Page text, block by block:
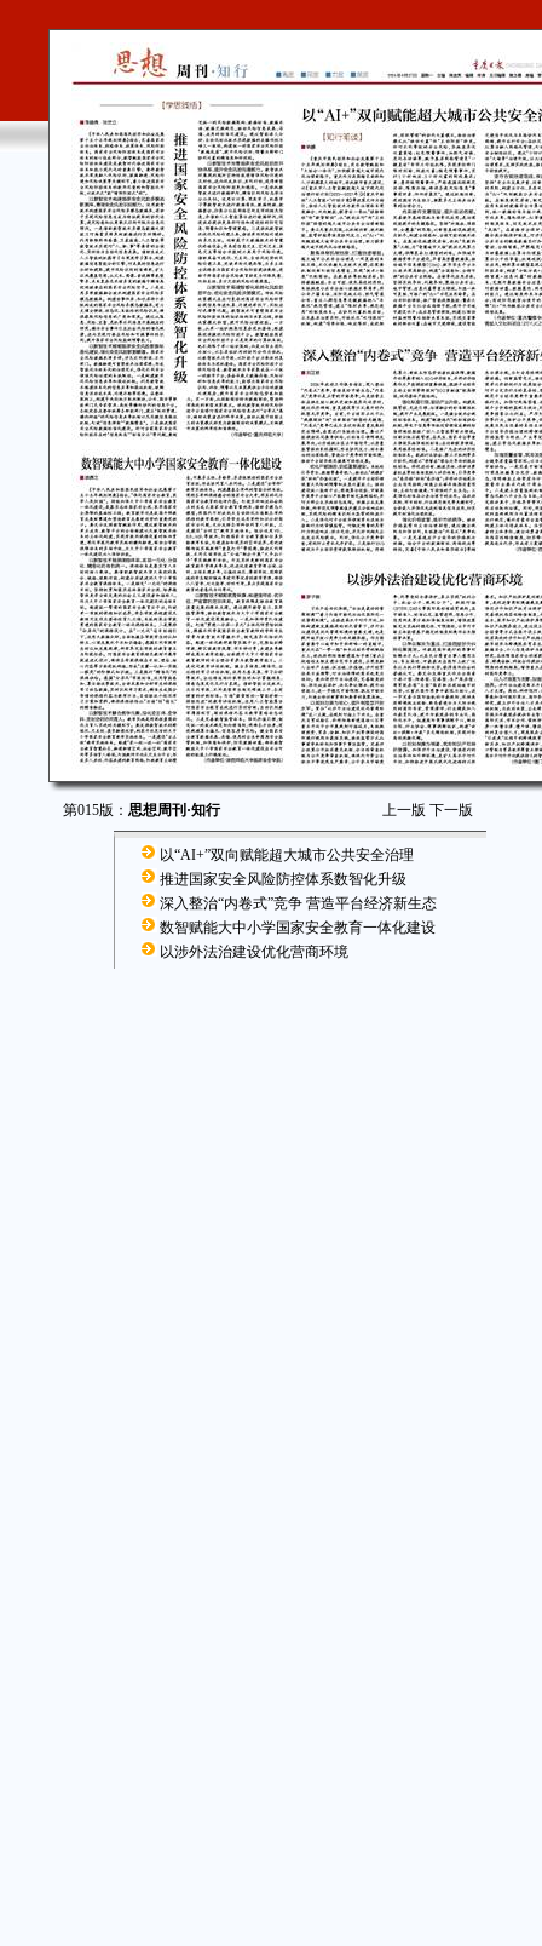
第015版： 思想周刊·知行 上一版 下一版
以“AI+”双向赋能超大城市公共安全治理
推进国家安全风险防控体系数智化升级
深入整治“内卷式”竞争 营造平台经济新生态
数智赋能大中小学国家安全教育一体化建设
以涉外法治建设优化营商环境